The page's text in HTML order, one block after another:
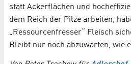
statt Ackerflächen und
dem Reich der Pilze arbeiten,
„Ressourcenfresser“ Fleisch
Bleibt nur noch abzuwarten, wie